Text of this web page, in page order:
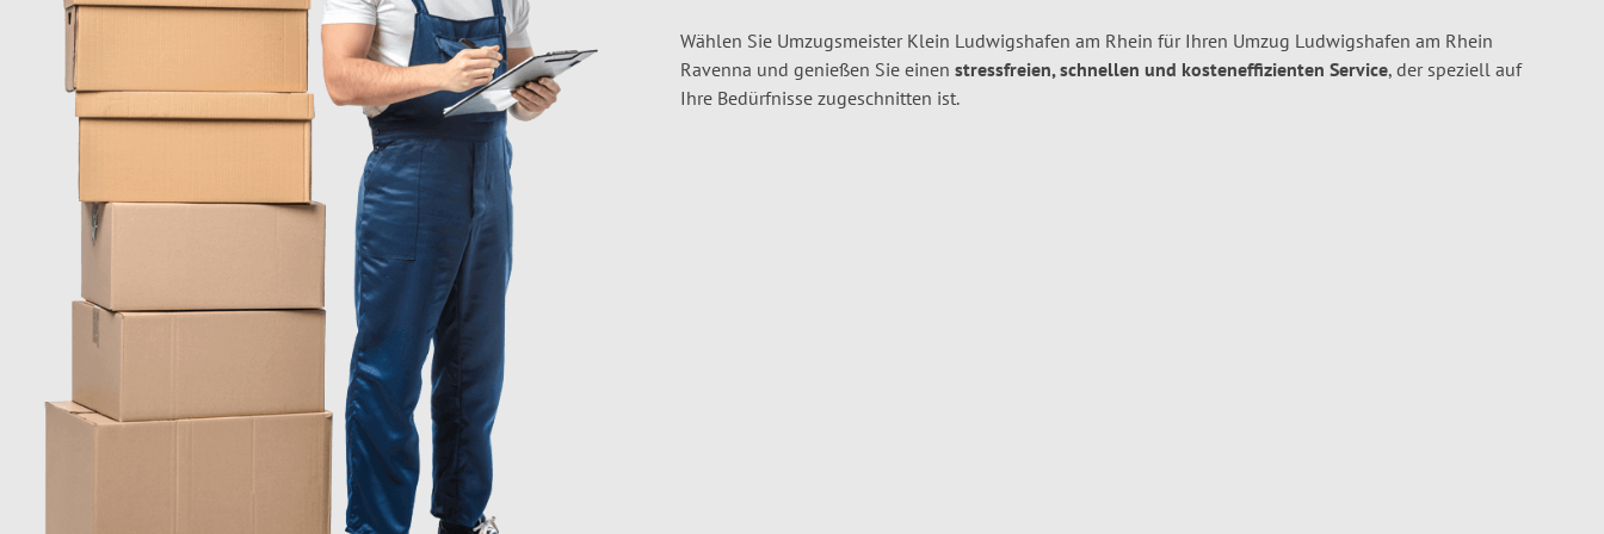
Wählen Sie Umzugsmeister Klein Ludwigshafen am Rhein für Ihren Umzug Ludwigshafen am Rhein
Ravenna und genießen Sie einen stressfreien, schnellen und kosteneffizienten Service, der speziell auf
Ihre Bedürfnisse zugeschnitten ist.